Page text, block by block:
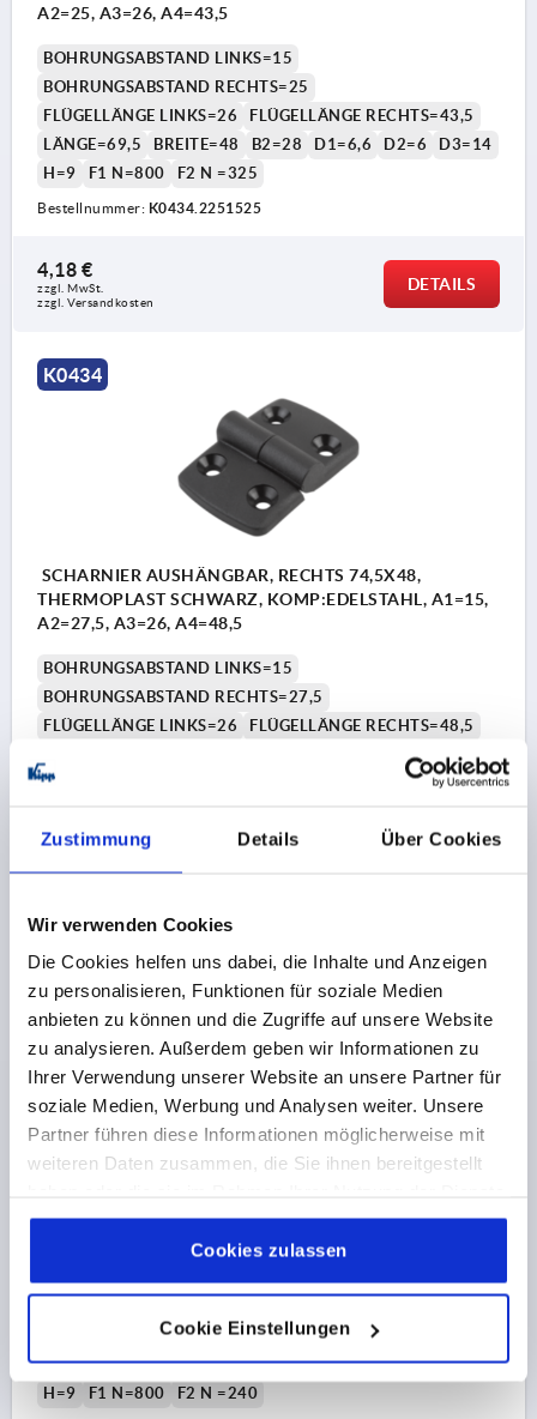
Zustimmung Details Über Cookies
Wir verwenden Cookies
Die Cookies helfen uns dabei, die Inhalte und Anzeigen
zu personalisieren, Funktionen für soziale Medien
anbieten zu können und die Zugriffe auf unsere Website
zu analysieren. Außerdem geben wir Informationen zu
Ihrer Verwendung unserer Website an unsere Partner für
soziale Medien, Werbung und Analysen weiter. Unsere
Partner führen diese Informationen möglicherweise mit
weiteren Daten zusammen, die Sie ihnen bereitgestellt
gesammelt haben.Cookie Richtlinien
Datenschutz|AGB
Cookies zulassen
Cookie Einstellungen
A2=25, A3=26, A4=43,5
BOHRUNGSABSTAND LINKS=15
BOHRUNGSABSTAND RECHTS=25
FLÜGELLÄNGE LINKS=26
FLÜGELLÄNGE RECHTS=43,5
LÄNGE=69,5
BREITE=48 B2=28 D1=6,6 D2=6
D3=14
H=9
F1 N=800 F2 N =325
Bestellnummer: K0434.2251525
4,18 €
zzgl. MwSt.
zzgl. Versandkosten
DETAILS
K0434
SCHARNIER AUSHÄNGBAR, RECHTS 74,5X48,
THERMOPLAST SCHWARZ, KOMP:EDELSTAHL, A1=15,
A2=27,5, A3=26, A4=48,5
BOHRUNGSABSTAND LINKS=15
BOHRUNGSABSTAND RECHTS=27,5
FLÜGELLÄNGE LINKS=26
FLÜGELLÄNGE RECHTS=48,5
D2=6
D3=14
H=9
4,27 €
K0434
BOHRUNGSABSTAND LINKS=15
FLÜGELLÄNGE LINKS=26
FLÜGELLÄNGE RECHTS=57,5
LÄNGE=83,5
BREITE=48 B2=28 D1=6,6 D2=6
D3=14
H=9
F1 N=800 F2 N =240